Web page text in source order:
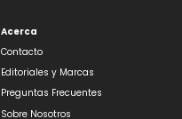
Acerca
Contacto
Editoriales y Marcas
Preguntas Frecuentes
Sobre Nosotros